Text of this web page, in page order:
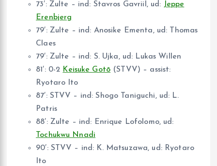
73′: Zulte – ind: Stavros Gavriil, ud: Jeppe
Erenbjerg
79′: Zulte – ind: Anosike Ementa, ud: Thomas
Claes
79′: Zulte – ind: S. Ujka, ud: Lukas Willen
81′: 0-2 Keisuke Gotō (STVV) – assist:
Ryotaro Ito
87′: STVV – ind: Shogo Taniguchi, ud: L.
Patris
88′: Zulte – ind: Enrique Lofolomo, ud:
Tochukwu Nnadi
90′: STVV – ind: K. Matsuzawa, ud: Ryotaro
Ito